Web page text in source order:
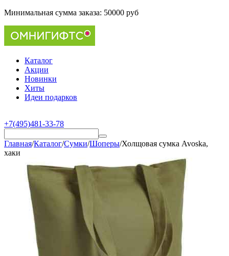
Минимальная сумма заказа: 50000 руб
Каталог
Акции
Новинки
Хиты
Идеи подарков
+7(495)481-33-78
Главная/Каталог/Сумки/Шоперы/Холщовая сумка Avoska,
хаки